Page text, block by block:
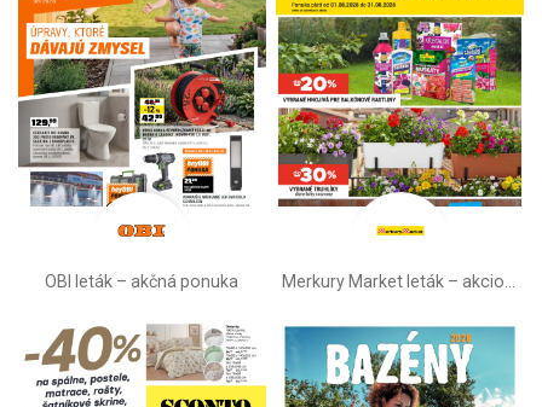
OBI leták –⁠ akčná ponuka Merkury Market leták –⁠ akciová ponuka